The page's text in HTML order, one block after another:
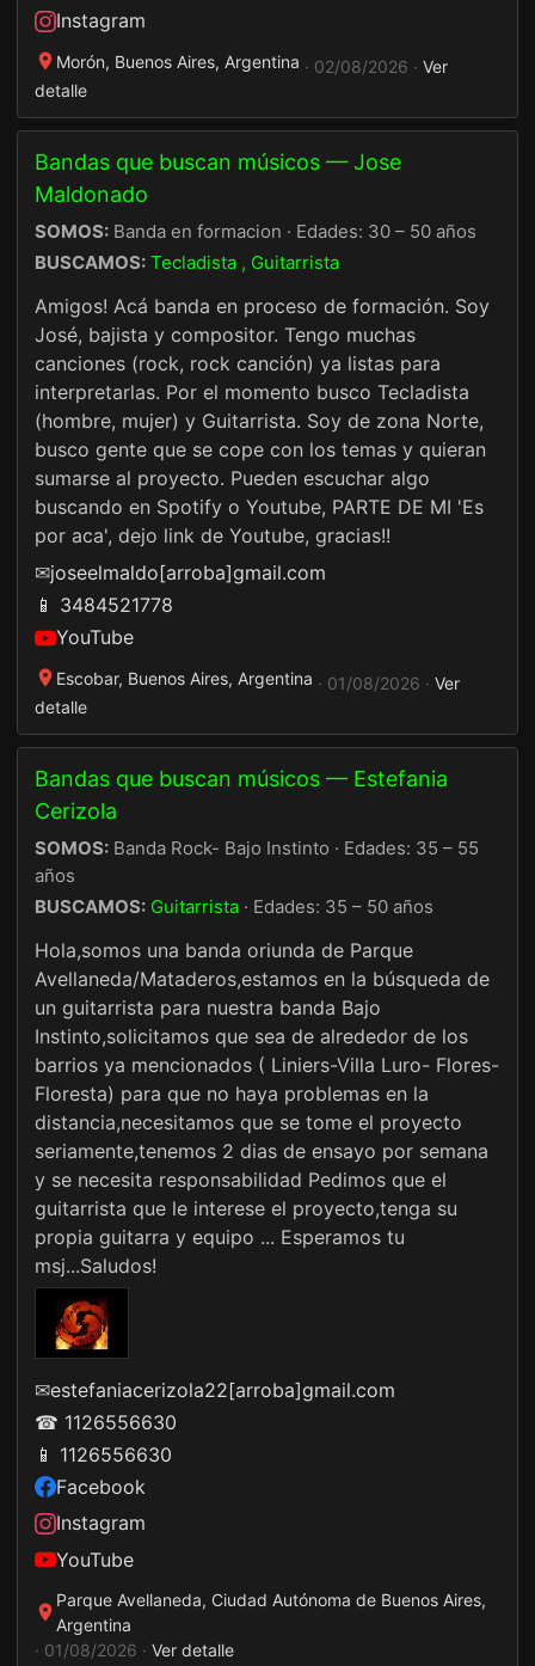
Instagram
Morón, Buenos Aires, Argentina · 02/08/2026 · Ver
detalle
Bandas que buscan músicos — Jose
Maldonado
SOMOS: Banda en formacion · Edades: 30 – 50 años
BUSCAMOS: Tecladista , Guitarrista
Amigos! Acá banda en proceso de formación. Soy
José, bajista y compositor. Tengo muchas
canciones (rock, rock canción) ya listas para
interpretarlas. Por el momento busco Tecladista
(hombre, mujer) y Guitarrista. Soy de zona Norte,
busco gente que se cope con los temas y quieran
sumarse al proyecto. Pueden escuchar algo
buscando en Spotify o Youtube, PARTE DE MI 'Es
por aca', dejo link de Youtube, gracias!!
✉joseelmaldo[arroba]gmail.com
📱 3484521778
YouTube
Escobar, Buenos Aires, Argentina · 01/08/2026 · Ver
detalle
Bandas que buscan músicos — Estefania
Cerizola
SOMOS: Banda Rock- Bajo Instinto · Edades: 35 – 55
años
BUSCAMOS: Guitarrista · Edades: 35 – 50 años
Hola,somos una banda oriunda de Parque
Avellaneda/Mataderos,estamos en la búsqueda de
un guitarrista para nuestra banda Bajo
Instinto,solicitamos que sea de alrededor de los
barrios ya mencionados ( Liniers-Villa Luro- Flores-
Floresta) para que no haya problemas en la
distancia,necesitamos que se tome el proyecto
seriamente,tenemos 2 dias de ensayo por semana
y se necesita responsabilidad Pedimos que el
guitarrista que le interese el proyecto,tenga su
propia guitarra y equipo ... Esperamos tu
msj...Saludos!
✉estefaniacerizola22[arroba]gmail.com
☎ 1126556630
📱 1126556630
Facebook
Instagram
YouTube
Parque Avellaneda, Ciudad Autónoma de Buenos Aires,
Argentina
· 01/08/2026 · Ver detalle